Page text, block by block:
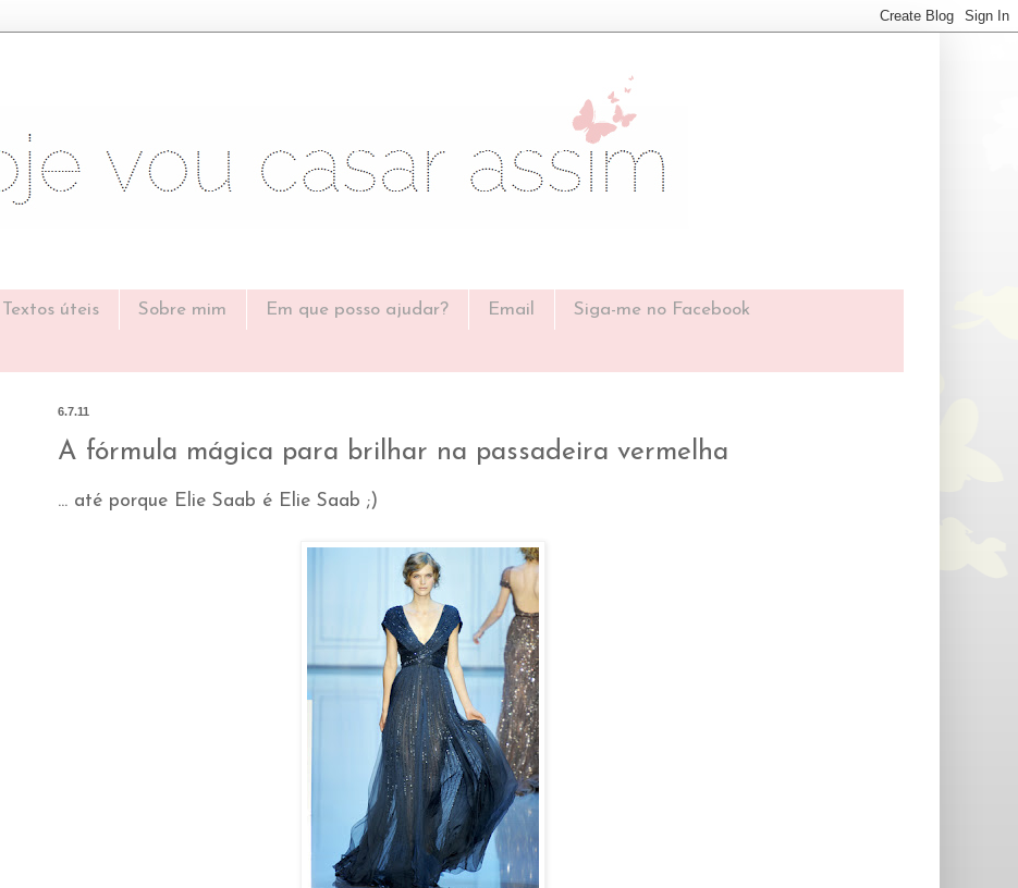
Textos úteis Sobre mim Em que posso ajudar? Email Siga-me no Facebook
6.7.11
A fórmula mágica para brilhar na passadeira vermelha
... até porque Elie Saab é Elie Saab ;)